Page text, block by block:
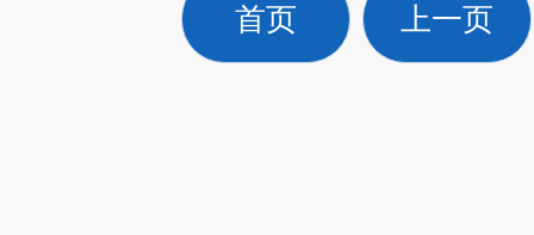
首页 上一页